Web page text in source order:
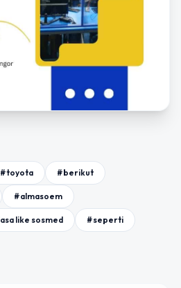
#toyota #berikut
#almasoem
like sosmed #seperti